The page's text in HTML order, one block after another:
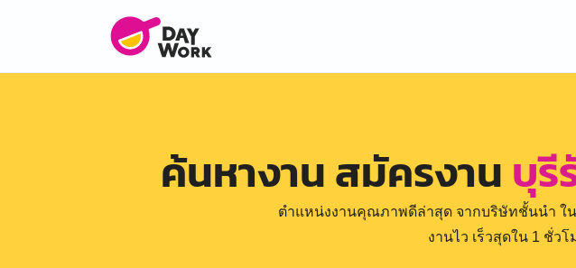
ค้นหางาน สมัครงาน บุรี
ตำแหน่งงานคุณภาพดีล่าสุด จากบริษัทชั้นนำ
งานไว เร็วสุดใน 1 ชั่ว